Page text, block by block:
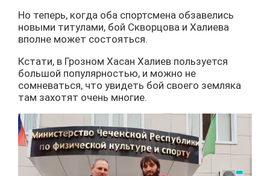
Но теперь, когда оба спортсмена обзавелись
новыми титулами, бой Скворцова и Халиева
вполне может состояться.
Кстати, в Грозном Хасан Халиев пользуется
большой популярностью, и можно не
сомневаться, что увидеть бой своего земляка
там захотят очень многие.